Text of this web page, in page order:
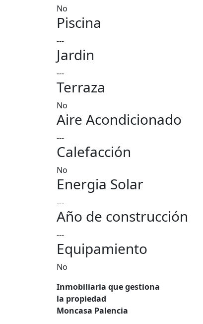
No
Piscina
---
Jardin
---
Terraza
No
Aire Acondicionado
---
Calefacción
No
Energia Solar
---
Año de construcción
---
Equipamiento
No
Inmobiliaria que gestiona
la propiedad
Moncasa Palencia